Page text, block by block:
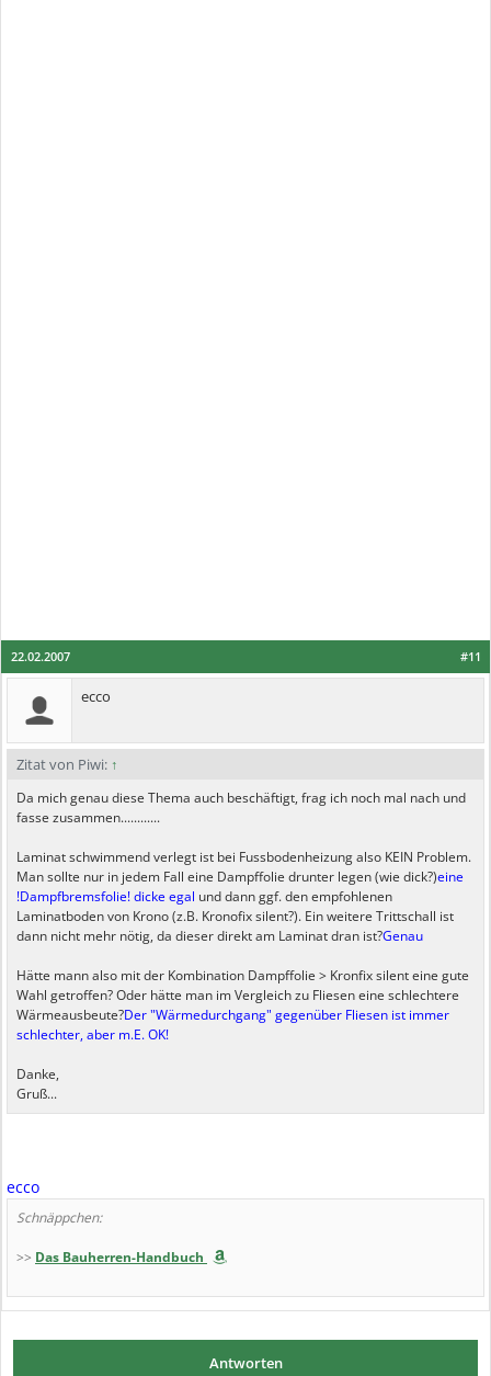
#11
22.02.2007
ecco
Zitat von Piwi: ↑
Da mich genau diese Thema auch beschäftigt, frag ich noch mal nach und
fasse zusammen............
Laminat schwimmend verlegt ist bei Fussbodenheizung also KEIN Problem.
Man sollte nur in jedem Fall eine Dampffolie drunter legen (wie dick?)eine
!Dampfbremsfolie! dicke egal und dann ggf. den empfohlenen
Laminatboden von Krono (z.B. Kronofix silent?). Ein weitere Trittschall ist
dann nicht mehr nötig, da dieser direkt am Laminat dran ist?Genau
Hätte mann also mit der Kombination Dampffolie > Kronfix silent eine gute
Wahl getroffen? Oder hätte man im Vergleich zu Fliesen eine schlechtere
Wärmeausbeute?Der "Wärmedurchgang" gegenüber Fliesen ist immer
schlechter, aber m.E. OK!
Danke,
Gruß...
ecco
Schnäppchen:
>> Das Bauherren-Handbuch
Antworten